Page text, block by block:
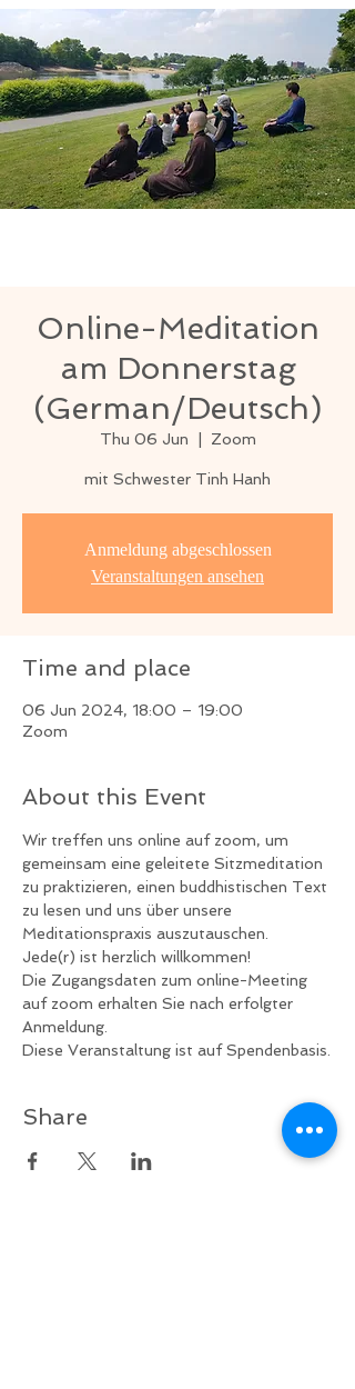
Online-Meditation
am Donnerstag
(German/Deutsch)
Thu 06 Jun Zoom
mit Schwester Tinh Hanh
Anmeldung abgeschlossen
Veranstaltungen ansehen
Time and place
06 Jun 2024, 18:00 – 19:00
Zoom
About this Event
Wir treffen uns online auf zoom, um
gemeinsam eine geleitete Sitzmeditation
zu praktizieren, einen buddhistischen Text
zu lesen und uns über unsere
Meditationspraxis auszutauschen.
Jede(r) ist herzlich willkommen!
Die Zugangsdaten zum online-Meeting
auf zoom erhalten Sie nach erfolgter
Anmeldung.
Diese Veranstaltung ist auf Spendenbasis.
Share